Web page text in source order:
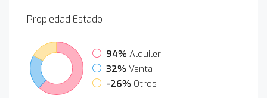
Propiedad Estado
94% Alquiler
32% Venta
-26% Otros